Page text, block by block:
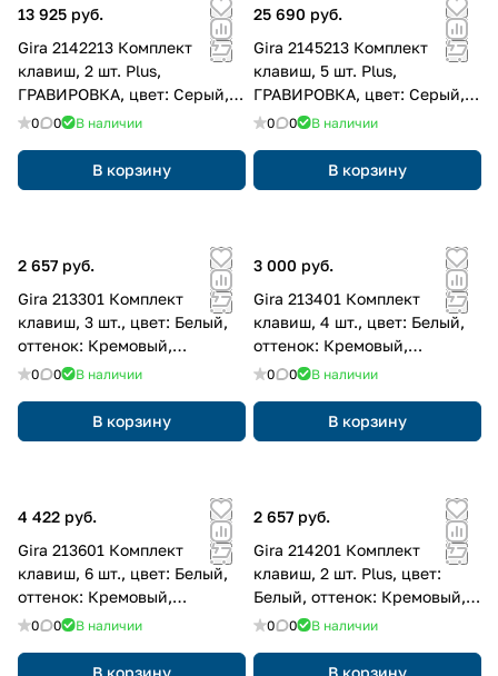
13 925 руб.
Gira 2142213 Комплект
клавиш, 2 шт. Plus,
ГРАВИРОВКА, цвет: Серый,
оттенок: Алюминиевый
0 0 В наличии
В корзину
25 690 руб.
Gira 2145213 Комплект
клавиш, 5 шт. Plus,
ГРАВИРОВКА, цвет: Серый,
оттенок: Алюминиевый
0 0 В наличии
В корзину
2 657 руб.
Gira 213301 Комплект
клавиш, 3 шт., цвет: Белый,
оттенок: Кремовый,
глянцевый
0 0 В наличии
В корзину
3 000 руб.
Gira 213401 Комплект
клавиш, 4 шт., цвет: Белый,
оттенок: Кремовый,
глянцевый
0 0 В наличии
В корзину
4 422 руб.
Gira 213601 Комплект
клавиш, 6 шт., цвет: Белый,
оттенок: Кремовый,
глянцевый
0 0 В наличии
В корзину
2 657 руб.
Gira 214201 Комплект
клавиш, 2 шт. Plus, цвет:
Белый, оттенок: Кремовый,
глянцевый
0 0 В наличии
В корзину